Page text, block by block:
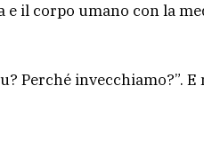
e il corpo umano con la
Perché invecchiamo?”.